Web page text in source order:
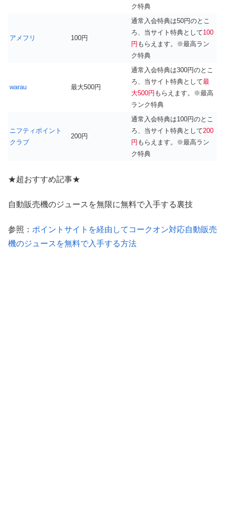
ク特典
アメフリ 100円
通常入会特典は50円のとこ
ろ、当サイト特典として100
円 もらえます。※最高ラン
ク特典
warau 最大500円
通常入会特典は300円のとこ
ろ、当サイト特典として最
大500円 もらえます。※最高
ランク特典
ニフティポイント
クラブ
200円
通常入会特典は100円のとこ
ろ、当サイト特典として200
円 もらえます。※最高ラン
ク特典
★超おすすめ記事★
自動販売機のジュースを無限に無料で入手する裏技
参照： ポイントサイトを経由してコークオン対応自動販売
機のジュースを無料で入手する方法